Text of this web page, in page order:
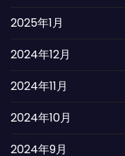
2025年1月
2024年12月
2024年11月
2024年10月
2024年9月